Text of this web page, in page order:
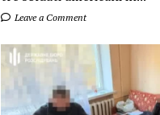
Leave a Comment